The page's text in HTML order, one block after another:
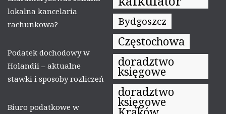
lokalna kancelaria
rachunkowa?
Podatek dochodowy w
Holandii – aktualne
stawki i sposoby rozliczeń
Biuro podatkowe w
Bydgoszcz
Częstochowa
doradztwo
księgowe
doradztwo
księgowe